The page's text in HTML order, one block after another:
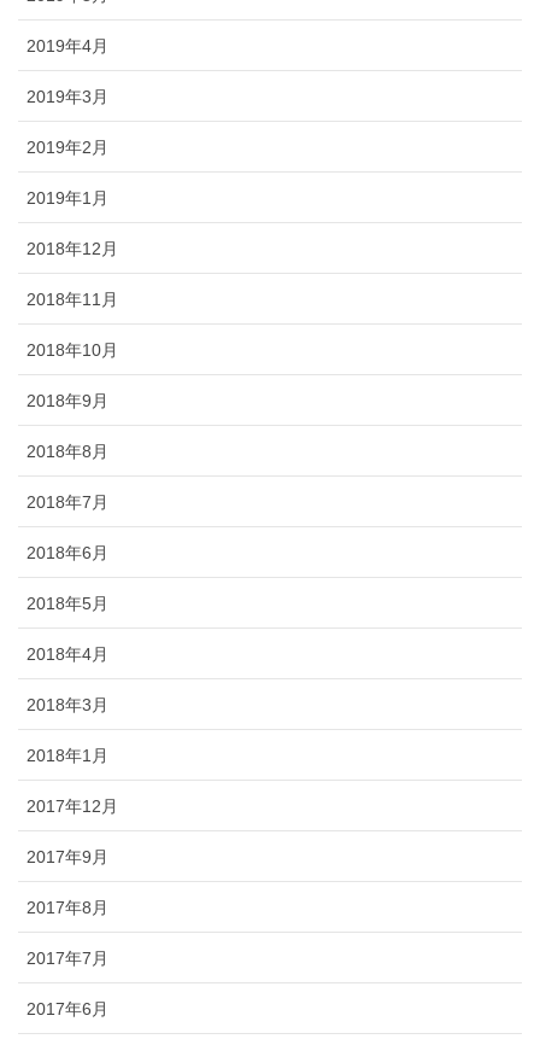
2019年4月
2019年3月
2019年2月
2019年1月
2018年12月
2018年11月
2018年10月
2018年9月
2018年8月
2018年7月
2018年6月
2018年5月
2018年4月
2018年3月
2018年1月
2017年12月
2017年9月
2017年8月
2017年7月
2017年6月